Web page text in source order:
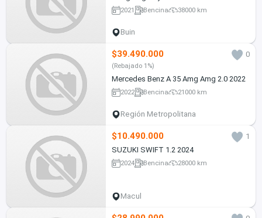
2021 Bencina 38000 km
Buin
$39.490.000 0
(Rebajado 1%)
Mercedes Benz A 35 Amg Amg 2.0 2022
2022 Bencina 21000 km
Región Metropolitana
$10.490.000
1
SUZUKI SWIFT 1.2 2024
2024 Bencina 28000 km
Macul